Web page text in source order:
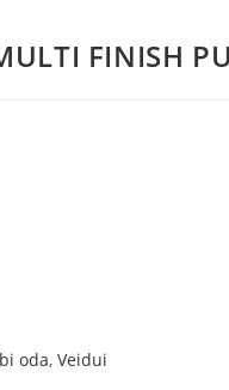
FINISH
oda, Veidui